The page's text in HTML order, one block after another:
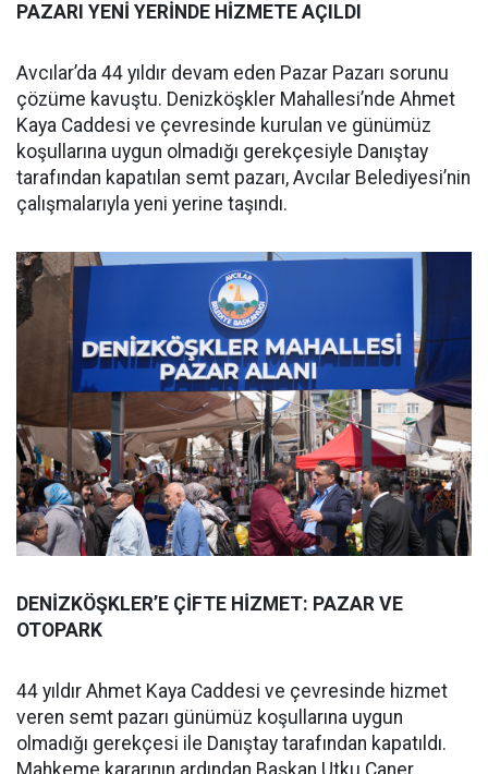
PAZARI YENİ YERİNDE HİZMETE AÇILDI
Avcılar’da 44 yıldır devam eden Pazar Pazarı sorunu
çözüme kavuştu. Denizköşkler Mahallesi’nde Ahmet
Kaya Caddesi ve çevresinde kurulan ve günümüz
koşullarına uygun olmadığı gerekçesiyle Danıştay
tarafından kapatılan semt pazarı, Avcılar Belediyesi’nin
çalışmalarıyla yeni yerine taşındı.
DENİZKÖŞKLER’E ÇİFTE HİZMET: PAZAR VE
OTOPARK
44 yıldır Ahmet Kaya Caddesi ve çevresinde hizmet
veren semt pazarı günümüz koşullarına uygun
olmadığı gerekçesi ile Danıştay tarafından kapatıldı.